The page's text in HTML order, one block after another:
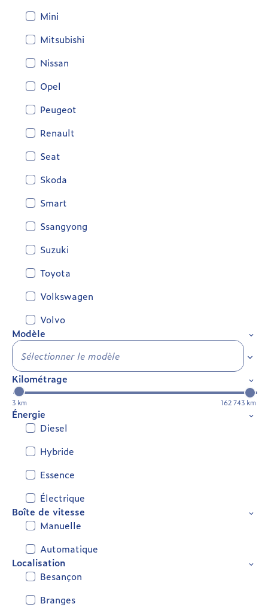
Mini
Mitsubishi
Nissan
Opel
Peugeot
Renault
Seat
Skoda
Smart
Ssangyong
Suzuki
Toyota
Volkswagen
Volvo
Modèle
Kilométrage
3 km 162 743 km
Énergie
Diesel
Hybride
Essence
Électrique
Boîte de vitesse
Manuelle
Automatique
Localisation
Besançon
Branges